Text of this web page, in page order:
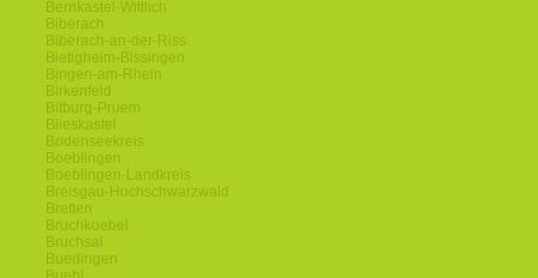
Bernkastel-Wittlich
Biberach
Biberach-an-der-Riss
Bietigheim-Bissingen
Bingen-am-Rhein
Birkenfeld
Bitburg-Pruem
Blieskastel
Bodenseekreis
Boeblingen
Boeblingen-Landkreis
Breisgau-Hochschwarzwald
Bretten
Bruchkoebel
Bruchsal
Buedingen